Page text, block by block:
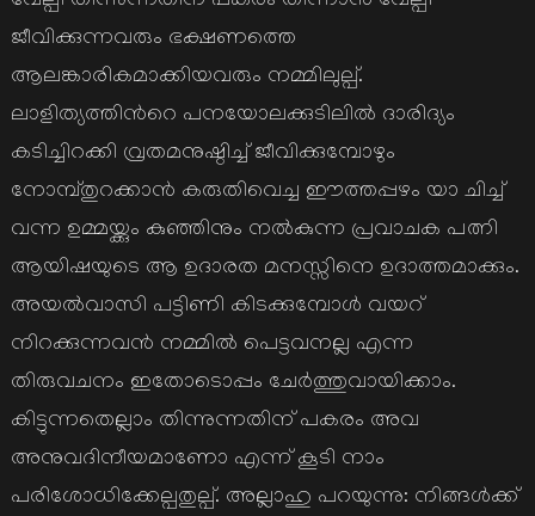
ജീവിക്കുന്നവരും ഭക്ഷണത്തെ
ആലങ്കാരികമാക്കിയവരും നമ്മിലുല്പ്.
ലാളിത്യത്തിന്‍റെ പനയോലക്കുടിലില്‍ ദാരിദ്യം
കടിച്ചിറക്കി വ്രതമനുഷ്ഠിച്ച് ജീവിക്കുമ്പോഴും
നോമ്പ്തുറക്കാന്‍ കരുതിവെച്ച ഈത്തപ്പഴം യാ ചിച്ച്
വന്ന ഉമ്മയ്ക്കും കുഞ്ഞിനും നല്‍കുന്ന പ്രവാചക പത്നി
ആയിഷയുടെ ആ ഉദാരത മനസ്സിനെ ഉദാത്തമാക്കും.
അയല്‍വാസി പട്ടിണി കിടക്കുമ്പോള്‍ വയറ്
നിറക്കുന്നവന്‍ നമ്മില്‍ പെട്ടവനല്ല എന്ന
തിരുവചനം ഇതോടൊപ്പം ചേര്‍ത്തുവായിക്കാം.
കിട്ടുന്നതെല്ലാം തിന്നുന്നതിന് പകരം അവ
അനുവദിനീയമാണോ എന്ന് കൂടി നാം
പരിശോധിക്കേല്പതുല്പ്. അല്ലാഹു പറയുന്നു: നിങ്ങള്‍ക്ക്